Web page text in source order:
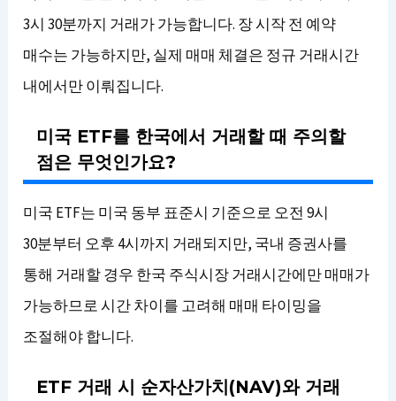
3시 30분까지 거래가 가능합니다. 장 시작 전 예약
매수는 가능하지만, 실제 매매 체결은 정규 거래시간
내에서만 이뤄집니다.
미국 ETF를 한국에서 거래할 때 주의할
점은 무엇인가요?
미국 ETF는 미국 동부 표준시 기준으로 오전 9시
30분부터 오후 4시까지 거래되지만, 국내 증권사를
통해 거래할 경우 한국 주식시장 거래시간에만 매매가
가능하므로 시간 차이를 고려해 매매 타이밍을
조절해야 합니다.
ETF 거래 시 순자산가치(NAV)와 거래